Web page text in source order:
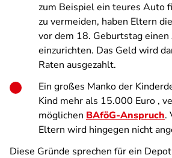
zum Beispiel ein teures Auto
zu vermeiden, haben Eltern
vor dem 18. Geburtstag einen
einzurichten. Das Geld wird
Raten ausgezahlt.
Ein großes Manko der
Kind mehr als 15.000 Euro ,
möglichen BAföG-Anspruch.
Eltern wird hingegen nicht
Diese Gründe sprechen für ein